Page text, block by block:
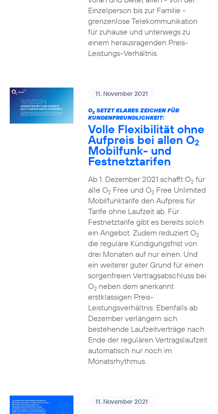
Einzelperson bis zur Familie -
grenzenlose Telekommunikation
für zuhause und unterwegs zu
einem herausragenden Preis-
Leistungs-Verhältnis.
11. November 2021
O2SETZT KLARES ZEICHEN FÜR
KUNDENFREUNDLICHKEIT:
Volle Flexibilität ohne
Aufpreis bei allen O2
Mobilfunk- und
Festnetztarifen
Ab 1. Dezember 2021 schafft O2für
alle O2Free und O2Free Unlimited
Mobilfunktarife den Aufpreis für
Tarife ohne Laufzeit ab. Für
Festnetztarife gibt es bereits solch
ein Angebot. Zudem reduziert O2
die reguläre Kündigungsfrist von
drei Monaten auf nur einen. Und
ein weiterer guter Grund für einen
sorgenfreien Vertragsabschluss bei
O2neben dem anerkannt
erstklassigen Preis-
Leistungsverhältnis: Ebenfalls ab
Dezember verlängern sich
bestehende Laufzeitverträge nach
Ende der regulären Vertragslaufzeit
automatisch nur noch im
Monatsrhythmus.
11. November 2021